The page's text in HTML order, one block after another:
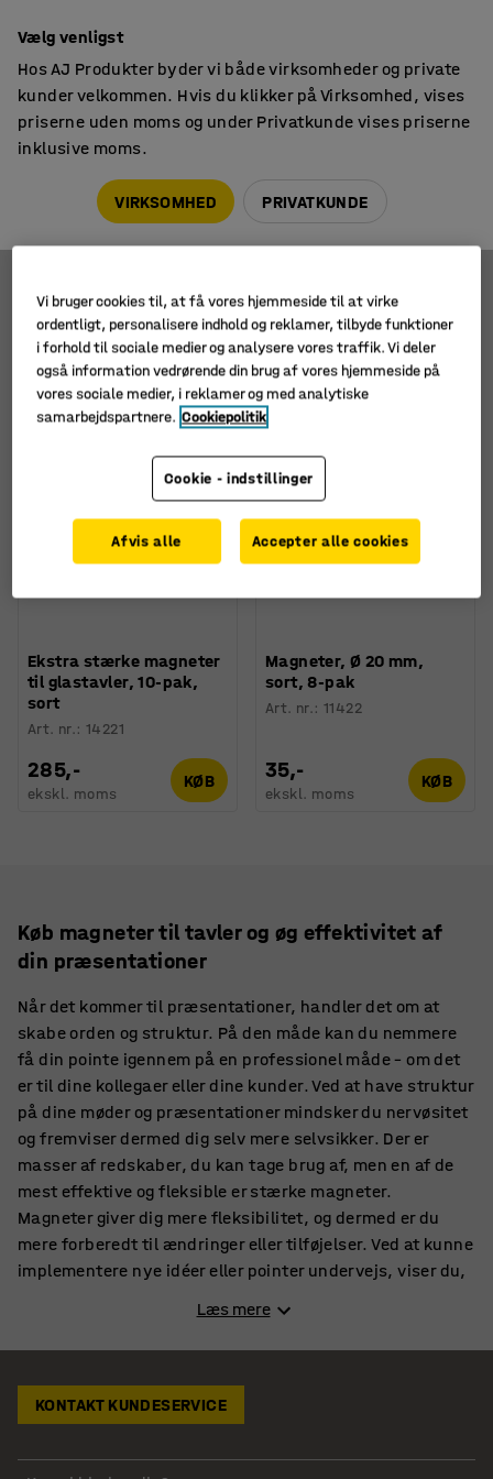
Magneter
Filtre Sortér
2 produkter
Ekstra stærke magneter
til glastavler, 10-pak,
sort
Art. nr.:14221
285,-
ekskl. moms
KØB
Magneter, Ø 20 mm,
sort, 8-pak
Art. nr.:11422
35,-
ekskl. moms
KØB
Køb magneter til tavler og øg effektivitet af
din præsentationer
Når det kommer til præsentationer, handler det om at
skabe orden og struktur. På den måde kan du nemmere
få din pointe igennem på en professionel måde – om det
er til dine kollegaer eller dine kunder. Ved at have struktur
på dine møder og præsentationer mindsker du nervøsitet
og fremviser dermed dig selv mere selvsikker. Der er
masser af redskaber, du kan tage brug af, men en af de
mest effektive og fleksible er stærke magneter.
Magneter giver dig mere fleksibilitet, og dermed er du
mere forberedt til ændringer eller tilføjelser. Ved at kunne
implementere nye idéer eller pointer undervejs, viser du,
effektiviteten og gennemslagskraften af dine
præsentationer. Med magneter i høj kvalitet kan du
præsentation ved at vise, at du har styr på din
præsentation.
Læs mere
KONTAKT KUNDESERVICE
Vælg venligst
Hos AJ Produkter byder vi både virksomheder og private
kunder velkommen. Hvis du klikker på Virksomhed, vises
priserne uden moms og under Privatkunde vises priserne
inklusive moms.
VIRKSOMHED PRIVATKUNDE
Vi bruger cookies til, at få vores hjemmeside til at virke
ordentligt, personalisere indhold og reklamer, tilbyde funktioner
i forhold til sociale medier og analysere vores traffik. Vi deler
også information vedrørende din brug af vores hjemmeside på
vores sociale medier, i reklamer og med analytiske
samarbejdspartnere. Cookiepolitik
Cookie - indstillinger
Afvis alle Accepter alle cookies